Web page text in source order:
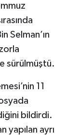
Selman’ın
sürülmüştü.
11
bildirdi.
yapılan ayrı